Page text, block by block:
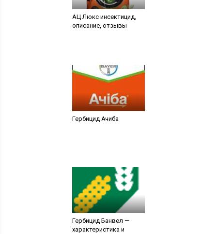
АЦ Люкс инсектицид,
описание, отзывы
Гербицид Ачиба
Гербицид Банвел —
характеристика и